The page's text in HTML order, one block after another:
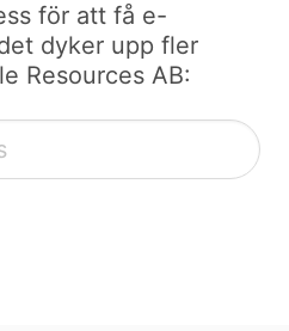
för att få e-
dyker upp fler
Resources AB: